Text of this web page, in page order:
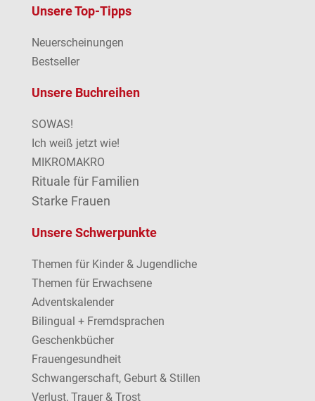
Unsere Top-Tipps
Neuerscheinungen
Bestseller
Unsere Buchreihen
SOWAS!
Ich weiß jetzt wie!
MIKROMAKRO
Rituale für Familien
Starke Frauen
Unsere Schwerpunkte
Themen für Kinder & Jugendliche
Themen für Erwachsene
Adventskalender
Bilingual + Fremdsprachen
Geschenkbücher
Frauengesundheit
Schwangerschaft, Geburt & Stillen
Verlust, Trauer & Trost